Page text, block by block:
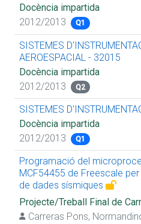
Docència impartida
2012/2013
Q1
SISTEMES
AEROESPACIAL - 32015
Docència impartida
2012/2013
Q2
SISTEMES
Docència impartida
2012/2013
Q1
Programació del
MCF54455 de Freescale
de dades sísmiques
Projecte/Treball Final de
Carreras Pons,